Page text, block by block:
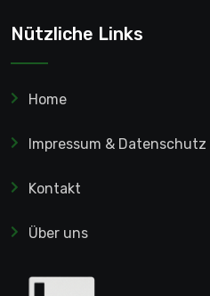
Nützliche Links
Home
Impressum & Datenschutz
Kontakt
Über uns